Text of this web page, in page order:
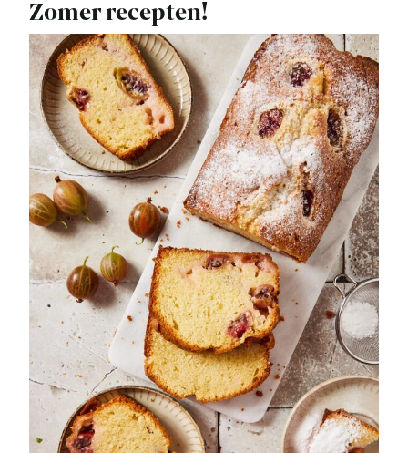
Zomer recepten!